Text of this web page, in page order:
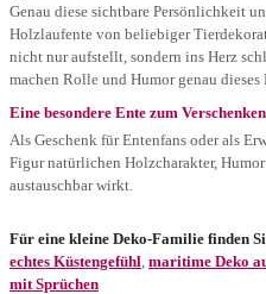
Genau diese sichtbare Persönlichkeit
Holzlaufente von beliebiger
nicht nur aufstellt, sondern ins Herz
machen Rolle und Humor genau
Eine besondere Ente zum
Als Geschenk für Entenfans oder als
Figur natürlichen Holzcharakter,
austauschbar wirkt.
Für eine kleine Deko-Familie finden
echtes Küstengefühl maritime Deko
mit Sprüchen